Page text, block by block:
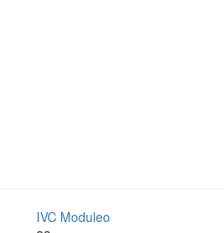
IVC Moduleo